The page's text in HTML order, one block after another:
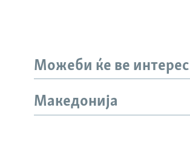
Можеби ќе ве
Македонија